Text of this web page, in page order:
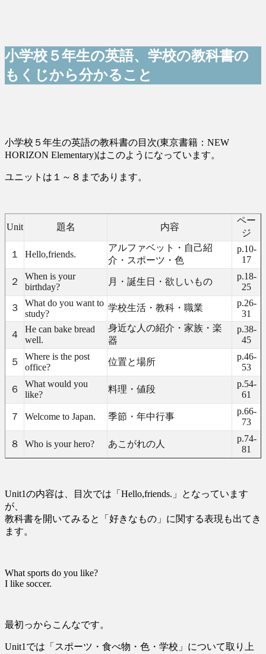
小学校５年生の英語、学校の教科書の
もくじから分かること
小学校５年生の英語の教科書の目次(東京書籍：NEW
HORIZON Elementary)はこのようになっています。
ユニットは１～８まであります。
Unit 題名 内容
ペー
ジ
１ Hello,friends.
アルファベット・自己紹
介・スポーツ・色
p.10-
17
２
When is your
birthday?
月・誕生日・欲しいもの
p.18-
25
３
What do you want to
study?
学校生活・教科・職業
p.26-
31
４
He can bake bread
well.
身近な人の紹介・家族・楽
器
p.38-
45
５
Where is the post
office?
位置と場所
p.46-
53
６
What would you
like?
料理・値段
p.54-
61
７ Welcome to Japan. 季節・年中行事
p.66-
73
８ Who is your hero? あこがれの人
p.74-
81
Unit1の内容は、目次では「Hello,friends.」となっています
が、
教科書を開いてみると「好きなもの」に関する表現も出てき
ます。
What sports do you like?
I like soccer.
最初っからこんなです。
Unit1では「スポーツ・食べ物・色・学校」について取り上